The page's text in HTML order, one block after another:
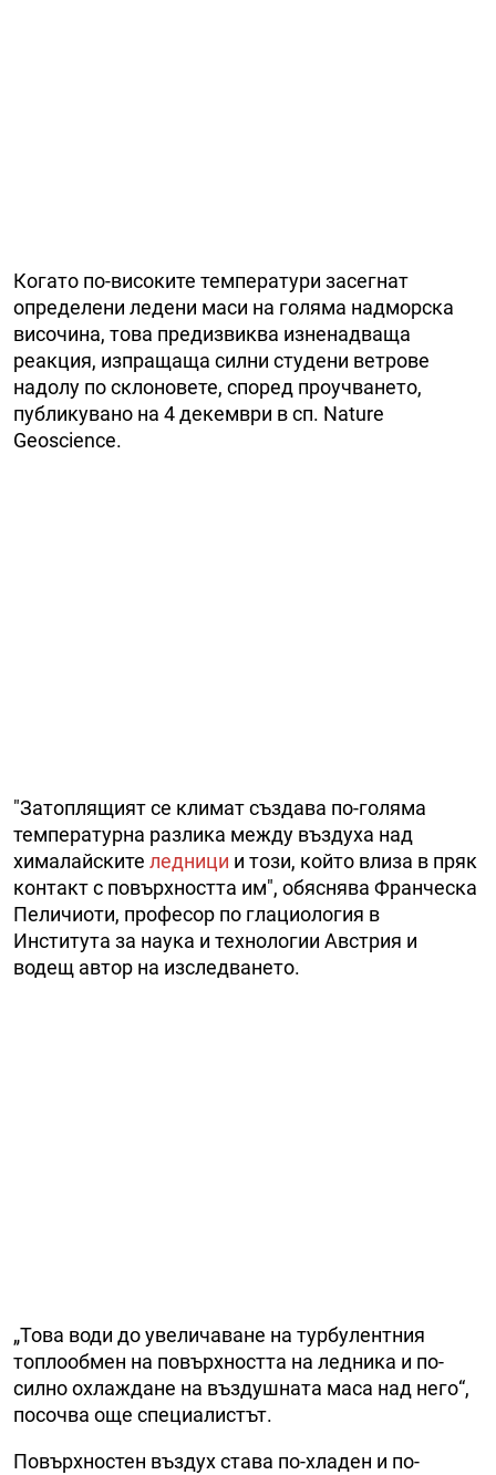
Когато по-високите температури засегнат
определени ледени маси на голяма надморска
височина, това предизвиква изненадваща
реакция, изпращаща силни студени ветрове
надолу по склоновете, според проучването,
публикувано на 4 декември в сп. Nature
Geoscience.
"Затоплящият се климат създава по-голяма
температурна разлика между въздуха над
хималайските ледници и този, който влиза в пряк
контакт с повърхността им", обяснява Франческа
Пеличиоти, професор по глациология в
Института за наука и технологии Австрия и
водещ автор на изследването.
„Това води до увеличаване на турбулентния
топлообмен на повърхността на ледника и по-
силно охлаждане на въздушната маса над него“,
посочва още специалистът.
Повърхностен въздух става по-хладен и по-